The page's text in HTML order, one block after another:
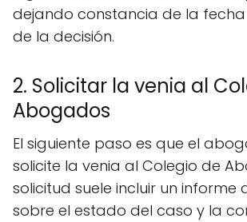
dejando constancia de la fecha
de la decisión.
2. Solicitar la venia al
Abogados
El siguiente paso es que el
solicite la venia al Colegio de
solicitud suele incluir un informe
sobre el estado del caso y la